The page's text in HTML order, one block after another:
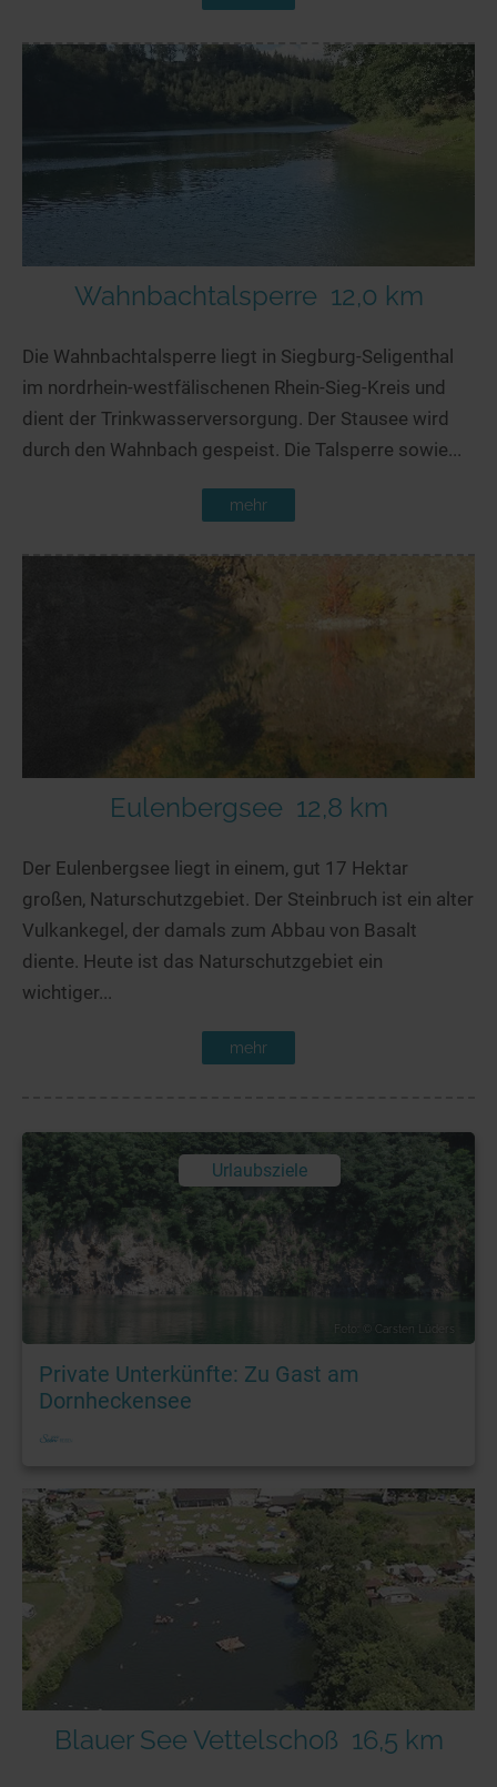
Wahnbachtalsperre 12,0 km
Die Wahnbachtalsperre liegt in Siegburg-Seligenthal
im nordrhein-westfälischenen Rhein-Sieg-Kreis und
dient der Trinkwasserversorgung. Der Stausee wird
durch den Wahnbach gespeist. Die Talsperre sowie...
mehr
Eulenbergsee 12,8 km
Der Eulenbergsee liegt in einem, gut 17 Hektar
großen, Naturschutzgebiet. Der Steinbruch ist ein alter
Vulkankegel, der damals zum Abbau von Basalt
diente. Heute ist das Naturschutzgebiet ein
wichtiger...
mehr
Urlaubsziele
Foto: © Carsten Lüders
Private Unterkünfte: Zu Gast am
Dornheckensee
Blauer See Vettelschoß 16,5 km